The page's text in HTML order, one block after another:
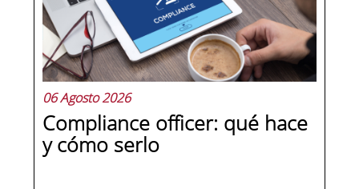
06 Agosto 2026
Compliance officer: qué hace
y cómo serlo